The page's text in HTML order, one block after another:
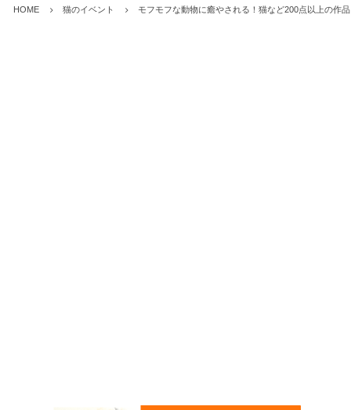
HOME 猫のイベント モフモフな動物に癒やされる！猫など200点以上の作